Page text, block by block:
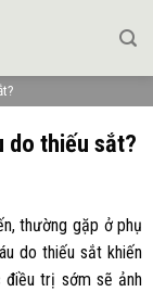
do thiếu sắt?
thường gặp ở phụ
do thiếu sắt khiến
trị sớm sẽ ảnh